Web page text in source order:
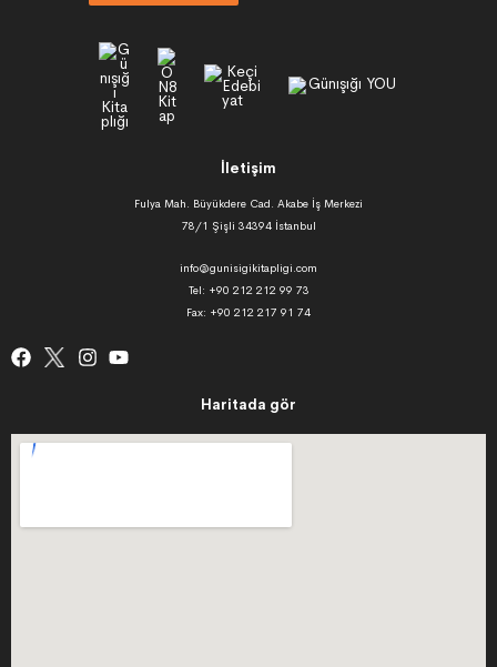
İletişim
Fulya Mah. Büyükdere Cad. Akabe İş Merkezi
78/1 Şişli 34394 İstanbul
info@gunisigikitapligi.com
Tel: +90 212 212 99 73
Fax: +90 212 217 91 74
Haritada gör